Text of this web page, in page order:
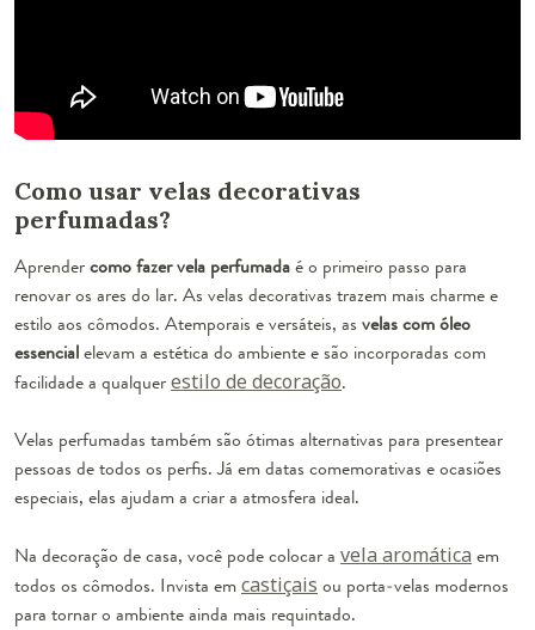
Como usar velas decorativas
perfumadas?
Aprendercomo fazer vela perfumadaé o primeiro passo para
renovar os ares do lar. As velas decorativas trazem mais charme e
estilo aos cômodos. Atemporais e versáteis, as velas com óleo
essencialelevam a estética do ambiente e são incorporadas com
facilidade a qualquerestilo de decoração.
Velas perfumadas também são ótimas alternativas para presentear
pessoas de todos os perfis. Já em datas comemorativas e ocasiões
especiais, elas ajudam a criar a atmosfera ideal.
Na decoração de casa, você pode colocar a vela aromática em
todos os cômodos. Invista emcastiçais ou porta-velas modernos
para tornar o ambiente ainda mais requintado.